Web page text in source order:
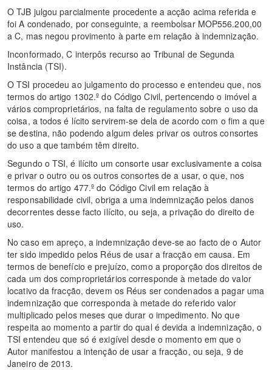
O TJB julgou parcialmente procedente a acção acima referida e
foi A condenado, por conseguinte, a reembolsar MOP556.200,00
a C, mas negou provimento à parte em relação à indemnização.
Inconformado, C interpôs recurso ao Tribunal de Segunda
Instância (TSI).
O TSI procedeu ao julgamento do processo e entendeu que, nos
termos do artigo 1302.º do Código Civil, pertencendo o imóvel a
vários comproprietários, na falta de regulamento sobre o uso da
coisa, a todos é lícito servirem-se dela de acordo com o fim a que
se destina, não podendo algum deles privar os outros consortes
do uso a que também têm direito.
Segundo o TSI, é ilícito um consorte usar exclusivamente a coisa
e privar o outro ou os outros consortes de a usar, o que, nos
termos do artigo 477.º do Código Civil em relação à
responsabilidade civil, obriga a uma indemnização pelos danos
decorrentes desse facto ilícito, ou seja, a privação do direito de
uso.
No caso em apreço, a indemnização deve-se ao facto de o Autor
ter sido impedido pelos Réus de usar a fracção em causa. Em
termos de benefício e prejuízo, como a proporção dos direitos de
cada um dos comproprietários corresponde à metade do valor
locativo da fracção, devem os Réus ser condenados a pagar uma
indemnização que corresponda à metade do referido valor
multiplicado pelos meses que durar o impedimento. No que
respeita ao momento a partir do qual é devida a indemnização, o
TSI entendeu que só é exigível desde o momento em que o
Autor manifestou a intenção de usar a fracção, ou seja, 9 de
Janeiro de 2013.